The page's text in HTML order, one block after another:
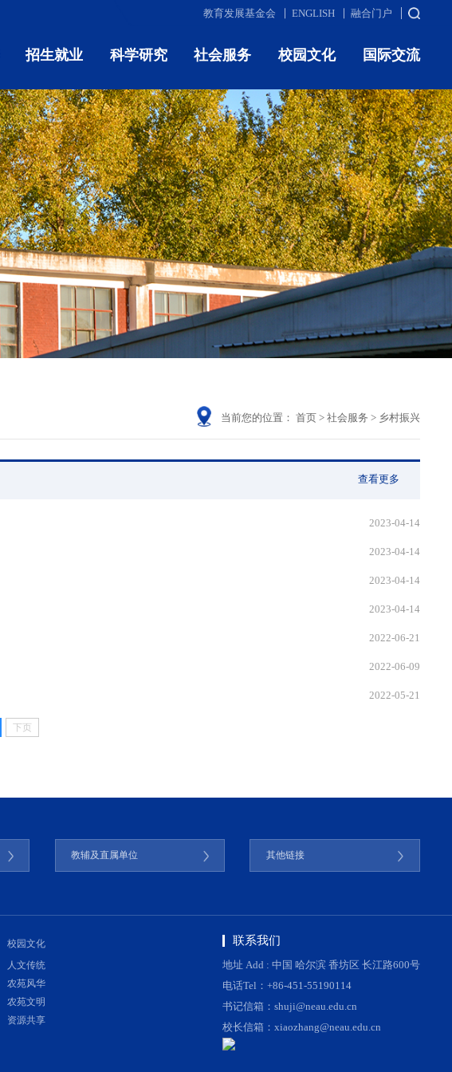
教育发展基金会 ENGLISH 融合门户
招生就业 科学研究 社会服务 校园文化 国际交流
当前您的位置： 首页 > 社会服务 > 乡村振兴
查看更多
2023-04-14
2023-04-14
2023-04-14
2023-04-14
2022-06-21
2022-06-09
2022-05-21
下页
教辅及直属单位 其他链接
校园文化
人文传统
农苑风华
农苑文明
资源共享
联系我们
地址 Add : 中国 哈尔滨 香坊区 长江路600号
电话Tel：+86-451-55190114
书记信箱：shuji@neau.edu.cn
校长信箱：xiaozhang@neau.edu.cn